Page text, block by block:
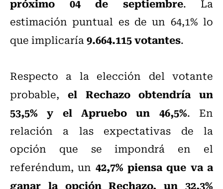
. La
estimación puntual es de un 64,1% lo
que implicaría9.664.115 votantes.
Respecto a la elección del votante
probable, el Rechazo obtendría un
53,5% y el Apruebo un 46,5%. En
relación a las expectativas de la
opción que se impondrá en el
referéndum, un 42,7% piensa que va a
ganar la opción Rechazo, un 32,3%